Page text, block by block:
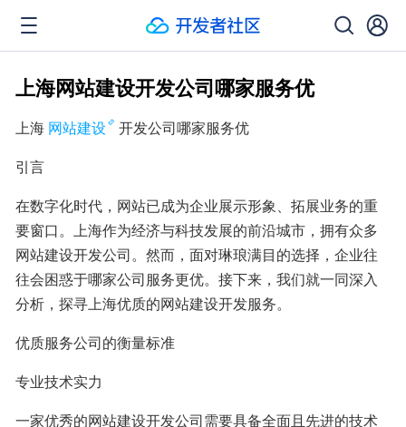
上海网站建设开发公司哪家服务优
上海 网站建设
开发公司哪家服务优
引言
在数字化时代，网站已成为企业展示形象、拓展业务的重
要窗口。上海作为经济与科技发展的前沿城市，拥有众多
网站建设开发公司。然而，面对琳琅满目的选择，企业往
往会困惑于哪家公司服务更优。接下来，我们就一同深入
分析，探寻上海优质的网站建设开发服务。
优质服务公司的衡量标准
专业技术实力
一家优秀的网站建设开发公司需要具备全面且先进的技术